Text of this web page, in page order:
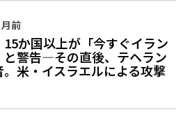
前
15か国以上が「今すぐイラン
と警告—その直後、テヘラン
米・イスラエルによる攻撃